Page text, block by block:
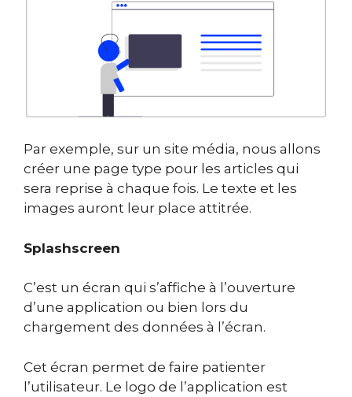
Par exemple, sur un site média, nous allons
créer une page type pour les articles qui
sera reprise à chaque fois. Le texte et les
images auront leur place attitrée.
Splashscreen
C’est un écran qui s’affiche à l’ouverture
d’une application ou bien lors du
chargement des données à l’écran.
Cet écran permet de faire patienter
l’utilisateur. Le logo de l’application est